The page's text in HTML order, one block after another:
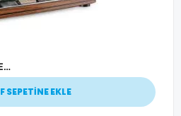
SÜMBÜL KLASİK MULTIMEDYA RADYO
SEPETİNE EKLE